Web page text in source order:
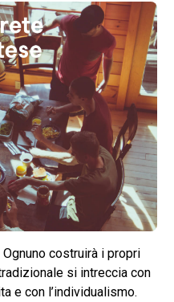
costruirà i propri
si intreccia con
e con l’individualismo.